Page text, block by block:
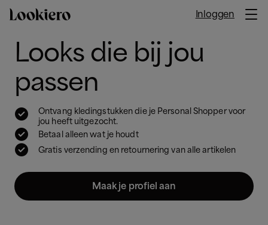
Inloggen 
Looks die bij jou
passen

Ontvang kledingstukken die je Personal Shopper voor
jou heeft uitgezocht.
 Betaal alleen wat je houdt
 Gratis verzending en retournering van alle artikelen
Maak je profiel aan